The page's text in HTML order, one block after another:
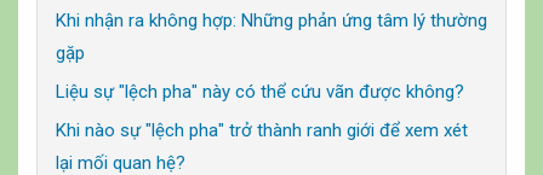
Khi nhận ra không hợp: Những phản ứng tâm lý thường
gặp
Liệu sự "lệch pha" này có thể cứu vãn được không?
Khi nào sự "lệch pha" trở thành ranh giới để xem xét
lại mối quan hệ?